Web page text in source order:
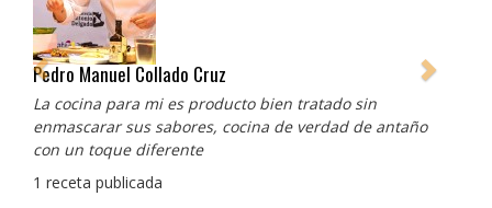
Albert Adrià
Redes sociales:
https://www.instagram.com/enigma_albertadria/
https://www.instagram.com/albertadriaprojects/
3 recetas publicadas